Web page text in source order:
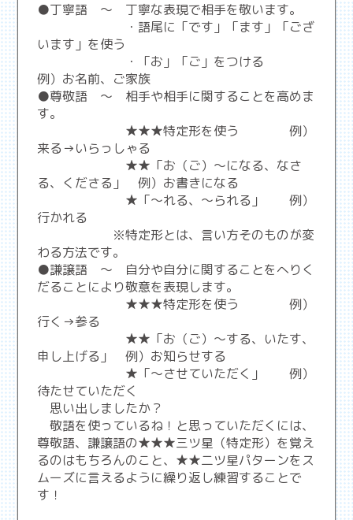
●丁寧語 ～ 丁寧な表現で相手を敬います。
・語尾に「です」「ます」「ござ
います」を使う
・「お」「ご」をつける
例）お名前、ご家族
●尊敬語 ～ 相手や相手に関することを高めま
す。
★★★特定形を使う 例）
来る→いらっしゃる
★★「お（ご）～になる、なさ
る、くださる」 例）お書きになる
★「～れる、～られる」 例）
行かれる
※特定形とは、言い方そのものが変
わる方法です。
●謙譲語 ～ 自分や自分に関することをへりく
だることにより敬意を表現します。
★★★特定形を使う 例）
行く→参る
★★「お（ご）～する、いたす、
申し上げる」 例）お知らせする
★「～させていただく」 例）
待たせていただく
思い出しましたか？
敬語を使っているね！と思っていただくには、
尊敬語、謙譲語の★★★三ツ星（特定形）を覚え
るのはもちろんのこと、★★二ツ星パターンをス
ムーズに言えるように繰り返し練習することで
す！